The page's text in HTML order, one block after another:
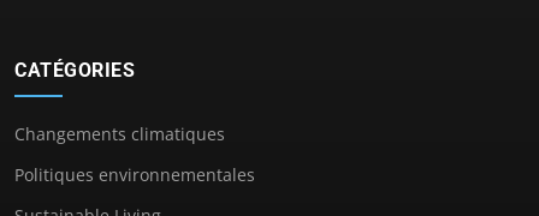
CATÉGORIES
Changements climatiques
Politiques environnementales